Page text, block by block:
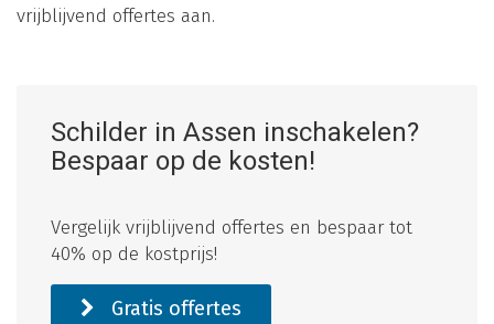
vrijblijvend offertes aan.
Schilder in Assen inschakelen?
Bespaar op de kosten!
Vergelijk vrijblijvend offertes en bespaar tot
40% op de kostprijs!
Gratis offertes